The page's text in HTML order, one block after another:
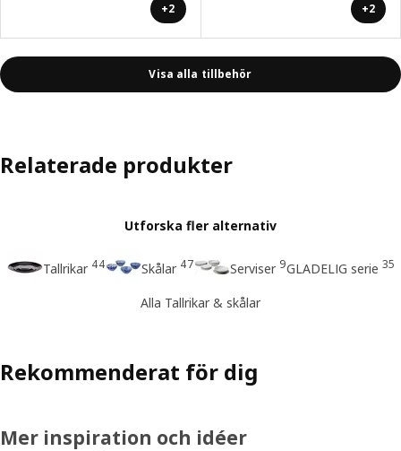
+2 +2
Visa alla tillbehör
Relaterade produkter
Utforska fler alternativ
Tallrikar 44 Skålar 47 Serviser 9GLADELIG serie 35
Alla Tallrikar & skålar
Rekommenderat för dig
Mer inspiration och idéer